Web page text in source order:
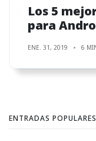
Los 5
para
ENE. 31, 2019 6
ENTRADAS POPULARES